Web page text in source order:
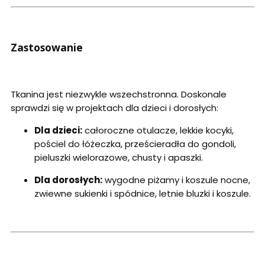
Zastosowanie
Tkanina jest niezwykle wszechstronna. Doskonale
sprawdzi się w projektach dla dzieci i dorosłych:
Dla dzieci:całoroczne otulacze, lekkie kocyki,
pościel do łóżeczka, prześcieradła do gondoli,
pieluszki wielorazowe, chusty i apaszki.
Dla dorosłych:wygodne piżamy i koszule nocne,
zwiewne sukienki i spódnice, letnie bluzki i koszule.